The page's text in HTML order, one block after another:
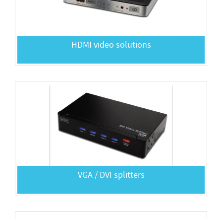
HDMI video solutions
VGA / DVI splitters